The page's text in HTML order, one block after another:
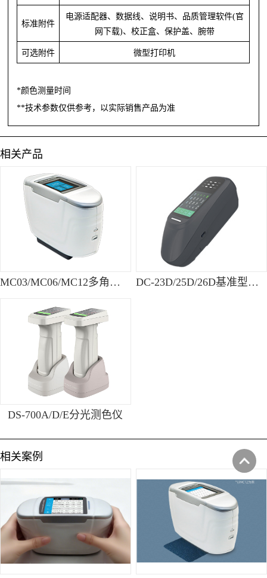
标准附件
电源适配器、数据线、说明书、品质管理软件(官
网下载)、校正盒、保护盖、腕带
可选附件 微型打印机
*颜色测量时间
**技术参数仅供参考，以实际销售产品为准
相关产品
MC03/MC06/MC12多角度便携式分光测色仪 DC-23D/25D/26D基准型便携式分光测色仪
DS-700A/D/E分光测色仪
相关案例